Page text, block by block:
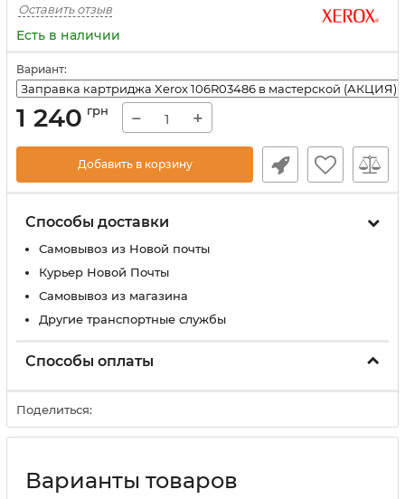
Оставить отзыв
Есть в наличии
Вариант:
1 240 грн − +
Добавить в корзину
Способы доставки
Самовывоз из Новой почты
Курьер Новой Почты
Самовывоз из магазина
Другие транспортные службы
Способы оплаты
Поделиться:
Варианты товаров